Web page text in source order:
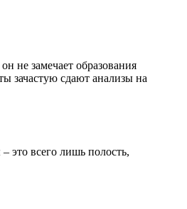
не замечает образования
зачастую сдают анализы на
это всего лишь полость,